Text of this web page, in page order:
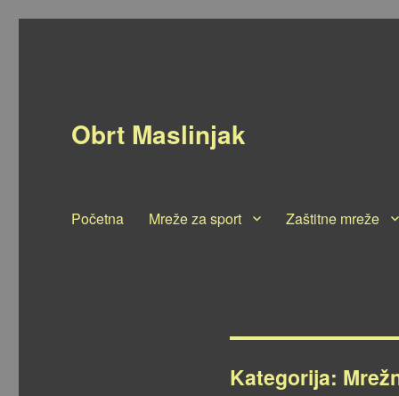
Obrt Maslinjak
Početna Mreže za sport Zaštitne mreže
Kategorija: